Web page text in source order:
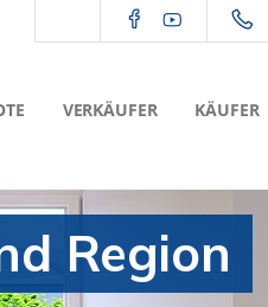
VERKÄUFER KÄUFER
Region